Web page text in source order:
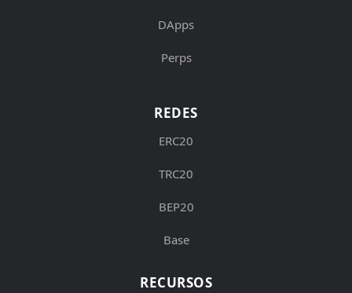
DApps
Perps
REDES
ERC20
TRC20
BEP20
Base
RECURSOS